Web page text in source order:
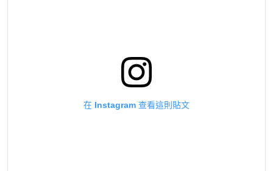
在 Instagram 查看這則貼文